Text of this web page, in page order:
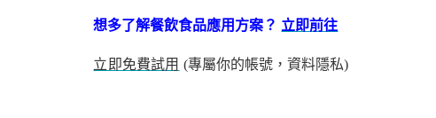
想多了解餐飲食品應用方案 ？ 立即前往
立即免費試用 (專屬你的帳號，資料隱私)